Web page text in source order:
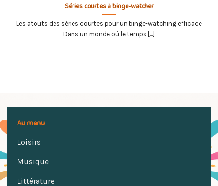
Séries courtes à binge-watcher
Les atouts des séries courtes pour un binge-watching efficace
Dans un monde où le temps [...]
Au menu
Loisirs
Musique
Littérature